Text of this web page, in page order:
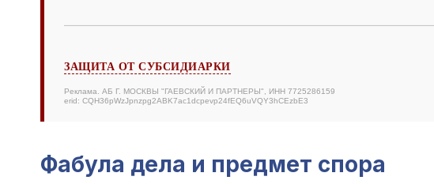
ЗАЩИТА ОТ СУБСИДИАРКИ
Реклама. АБ Г. МОСКВЫ "ГАЕВСКИЙ И ПАРТНЕРЫ", ИНН 7725286159
erid: CQH36pWzJpnzpg2ABK7ac1dcpevp24fEQ6uVQY3hCEzbE3
Фабула дела и предмет спора